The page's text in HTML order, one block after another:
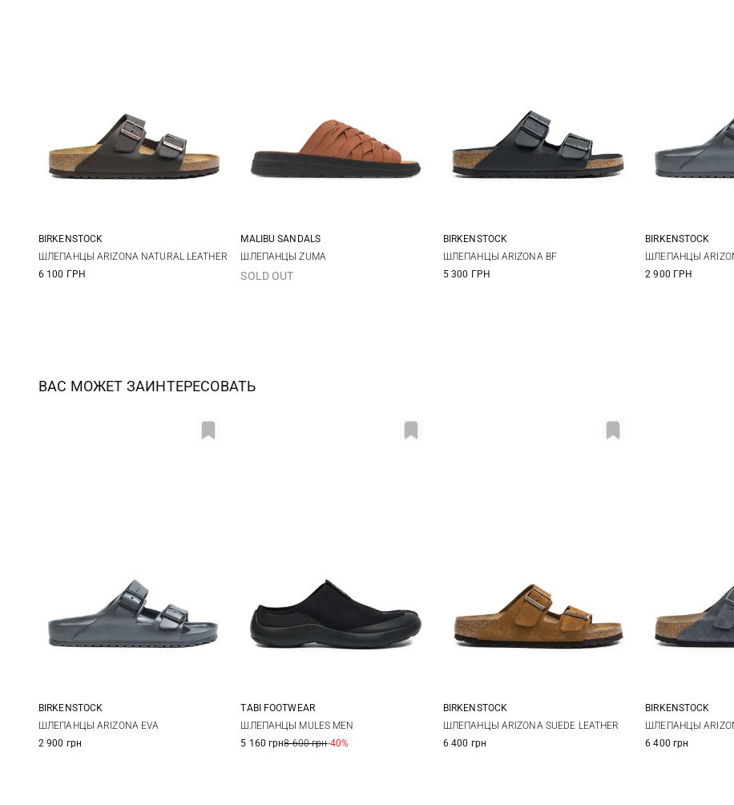
41 42 43 44
BIRKENSTOCK
ШЛЕПАНЦЫ ARIZONA NATURAL LEATHER
6 100 ГРН
8 US 9 US
MALIBU SANDALS
ШЛЕПАНЦЫ ZUMA
SOLD OUT
41 42 43
BIRKENSTOCK
ШЛЕПАНЦЫ ARIZONA BF
5 300 ГРН
41 42
BIRKENSTOCK
ШЛЕПАНЦЫ
2 900 ГРН
ВАС МОЖЕТ ЗАИНТЕРЕСОВАТЬ
41 42 43
BIRKENSTOCK
ШЛЕПАНЦЫ ARIZONA EVA
2 900 грн
41 42
TABI FOOTWEAR
ШЛЕПАНЦЫ MULES MEN
5 160 грн8 600 грн-40%
40 41 42 43
BIRKENSTOCK
ШЛЕПАНЦЫ ARIZONA SUEDE LEATHER
6 400 грн
41 42
BIRKENSTOCK
ШЛЕПАНЦЫ
6 400 грн